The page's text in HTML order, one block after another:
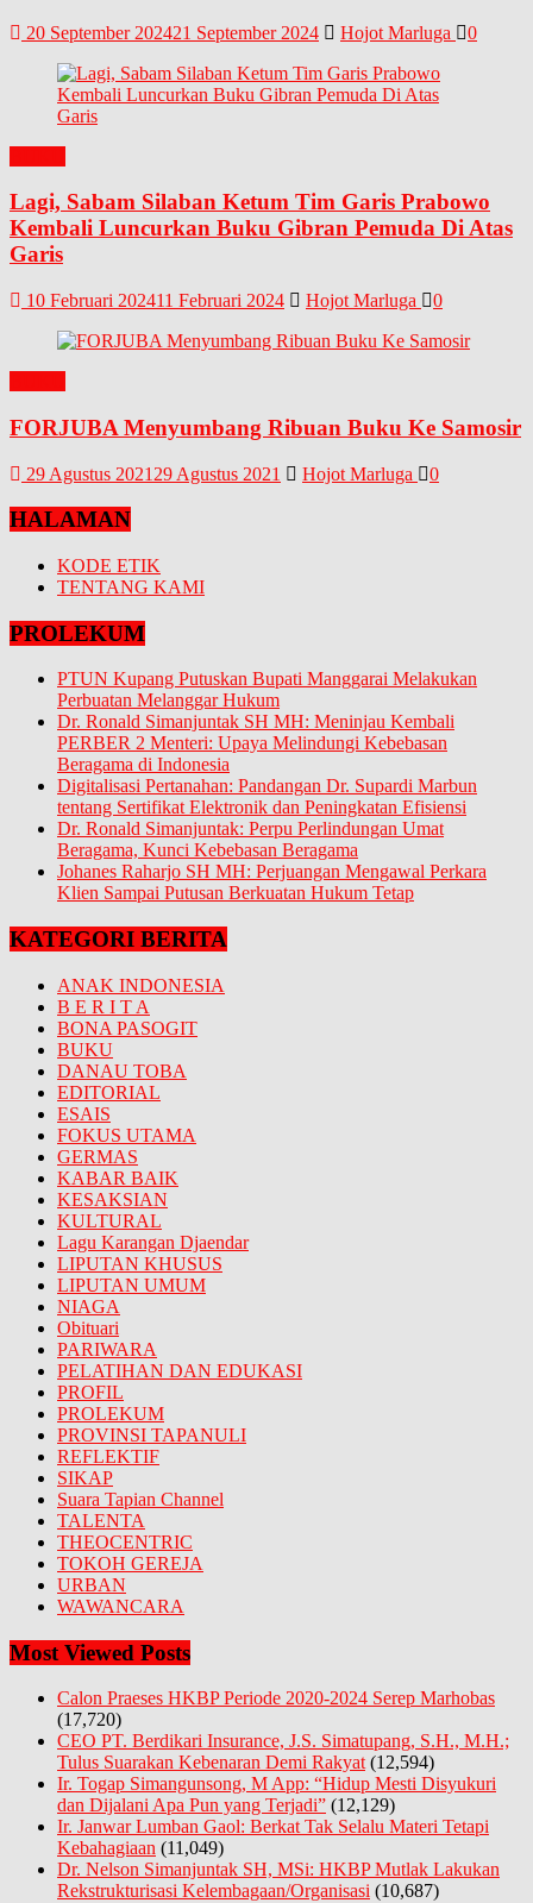
20 September 202421 September 2024 Hojot Marluga 0
Lagi, Sabam Silaban Ketum Tim Garis Prabowo
Kembali Luncurkan Buku Gibran Pemuda Di Atas
Garis
10 Februari 202411 Februari 2024 Hojot Marluga 0
FORJUBA Menyumbang Ribuan Buku Ke Samosir
29 Agustus 2021 29 Agustus 2021 Hojot Marluga 0
HALAMAN
KODE ETIK
TENTANG KAMI
PROLEKUM
PTUN Kupang Putuskan Bupati Manggarai Melakukan
Perbuatan Melanggar Hukum
Dr. Ronald Simanjuntak SH MH: Meninjau Kembali
PERBER 2 Menteri: Upaya Melindungi Kebebasan
Beragama di Indonesia
Digitalisasi Pertanahan: Pandangan Dr. Supardi Marbun
tentang Sertifikat Elektronik dan Peningkatan Efisiensi
Dr. Ronald Simanjuntak: Perpu Perlindungan Umat
Beragama, Kunci Kebebasan Beragama
Johanes Raharjo SH MH: Perjuangan Mengawal Perkara
Klien Sampai Putusan Berkuatan Hukum Tetap
KATEGORI BERITA
ANAK INDONESIA
B E R I T A
BONA PASOGIT
BUKU
DANAU TOBA
EDITORIAL
ESAIS
FOKUS UTAMA
GERMAS
KABAR BAIK
KESAKSIAN
KULTURAL
Lagu Karangan Djaendar
LIPUTAN KHUSUS
LIPUTAN UMUM
NIAGA
Obituari
PARIWARA
PELATIHAN DAN EDUKASI
PROFIL
PROLEKUM
PROVINSI TAPANULI
REFLEKTIF
SIKAP
Suara Tapian Channel
TALENTA
THEOCENTRIC
TOKOH GEREJA
URBAN
WAWANCARA
Most Viewed Posts
Calon Praeses HKBP Periode 2020-2024 Serep Marhobas
(17,720)
CEO PT. Berdikari Insurance, J.S. Simatupang, S.H., M.H.;
Tulus Suarakan Kebenaran Demi Rakyat (12,594)
Ir. Togap Simangunsong, M App: “Hidup Mesti Disyukuri
dan Dijalani Apa Pun yang Terjadi” (12,129)
Ir. Janwar Lumban Gaol: Berkat Tak Selalu Materi Tetapi
Kebahagiaan (11,049)
Dr. Nelson Simanjuntak SH, MSi: HKBP Mutlak Lakukan
Rekstrukturisasi Kelembagaan/Organisasi (10,687)